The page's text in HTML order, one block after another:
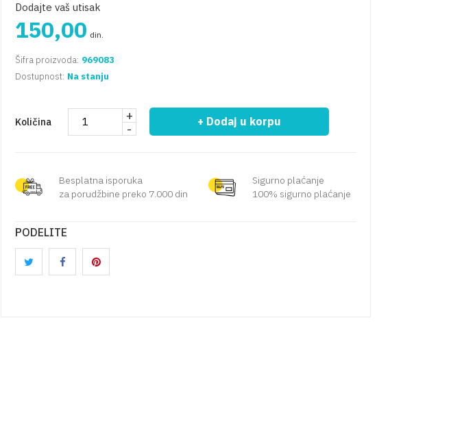
Dodajte vaš utisak
150,00 din.
Šifra proizvoda: 969083
Dostupnost: Na stanju
Količina
+
-
+ Dodaj u korpu
Besplatna isporuka
za porudžbine preko 7.000 din
Sigurno plaćanje
100% sigurno plaćanje
PODELITE